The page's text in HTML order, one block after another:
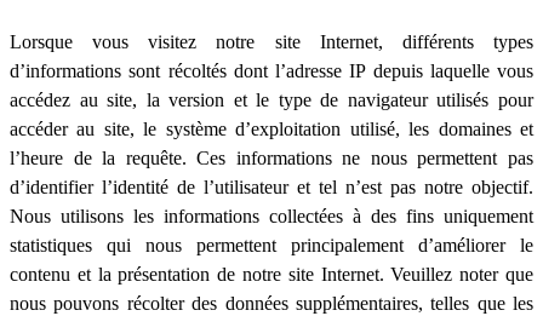
Lorsque vous visitez notre site Internet, différents types
d’informations sont récoltés dont l’adresse IP depuis laquelle vous
accédez au site, la version et le type de navigateur utilisés pour
accéder au site, le système d’exploitation utilisé, les domaines et
l’heure de la requête. Ces informations ne nous permettent pas
d’identifier l’identité de l’utilisateur et tel n’est pas notre objectif.
Nous utilisons les informations collectées à des fins uniquement
statistiques qui nous permettent principalement d’améliorer le
contenu et la présentation de notre site Internet. Veuillez noter que
nous pouvons récolter des données supplémentaires, telles que les